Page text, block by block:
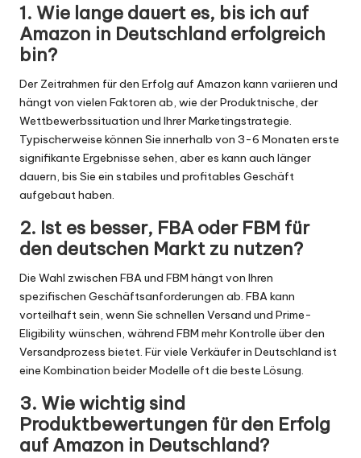
1. Wie lange dauert es, bis ich auf
Amazon in Deutschland erfolgreich
bin?
Der Zeitrahmen für den Erfolg auf Amazon kann variieren und
hängt von vielen Faktoren ab, wie der Produktnische, der
Wettbewerbssituation und Ihrer Marketingstrategie.
Typischerweise können Sie innerhalb von 3-6 Monaten erste
signifikante Ergebnisse sehen, aber es kann auch länger
dauern, bis Sie ein stabiles und profitables Geschäft
aufgebaut haben.
2. Ist es besser, FBA oder FBM für
den deutschen Markt zu nutzen?
Die Wahl zwischen FBA und FBM hängt von Ihren
spezifischen Geschäftsanforderungen ab. FBA kann
vorteilhaft sein, wenn Sie schnellen Versand und Prime-
Eligibility wünschen, während FBM mehr Kontrolle über den
Versandprozess bietet. Für viele Verkäufer in Deutschland ist
eine Kombination beider Modelle oft die beste Lösung.
3. Wie wichtig sind
Produktbewertungen für den Erfolg
auf Amazon in Deutschland?